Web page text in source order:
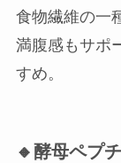
食物繊維の一
満腹感もサポ
すめ。
🔸酵母ペプ